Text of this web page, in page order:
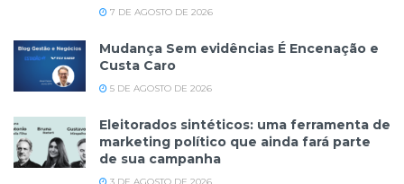
7 DE AGOSTO DE 2026
Mudança Sem evidências É Encenação e
Custa Caro
5 DE AGOSTO DE 2026
Eleitorados sintéticos: uma ferramenta de
marketing político que ainda fará parte
de sua campanha
3 DE AGOSTO DE 2026